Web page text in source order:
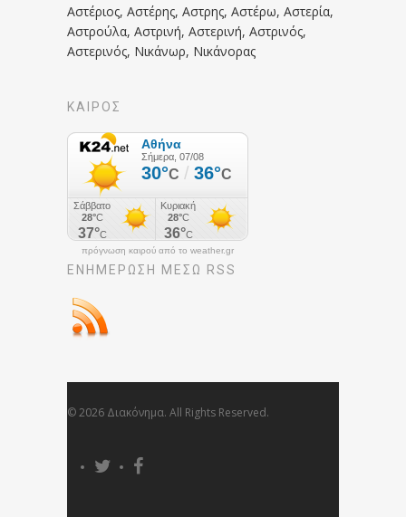
Αστέριος, Αστέρης, Αστρης, Αστέρω, Αστερία,
Αστρούλα, Αστρινή, Αστερινή, Αστρινός,
Αστερινός, Νικάνωρ, Νικάνορας
ΚΑΙΡΟΣ
πρόγνωση καιρού από το weather.gr
ΕΝΗΜΈΡΩΣΉ ΜΕΣΩ RSS
© 2026 Διακόνημα. All Rights Reserved.